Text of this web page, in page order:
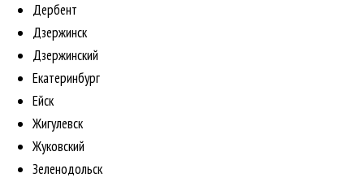
Дербент
Дзержинск
Дзержинский
Екатеринбург
Ейск
Жигулевск
Жуковский
Зеленодольск